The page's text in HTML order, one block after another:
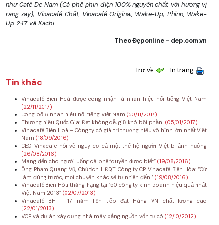
như Café De Nam (Cà phê phin điện 100% nguyên chất với hương vị
rang xay); Vinacafé Chất, Vinacafé Original, Wake-Up; Phinn, Wake-
Up 247 và Kachi…
Theo Đẹponline - dep.com.vn
Trở về In trang
Tin khác
Vinacafé Biên Hoà được công nhận là nhãn hiệu nổi tiếng Việt Nam
(22/11/2017)
Công bố 6 nhãn hiệu nổi tiếng Việt Nam (20/11/2017)
Thương hiệu Quốc Gia: Đạt không dễ, giữ khó bội phần! (05/01/2017)
Vinacafé Biên Hoà – Công ty có giá trị thương hiệu vô hình lớn nhất Việt
Nam (18/09/2016)
CEO Vinacafe nói về nguy cơ cả một thế hệ người Việt bị ảnh hưởng
(26/08/2016)
Mang đến cho người uống cà phê “quyền được biết” (19/08/2016)
Ông Phạm Quang Vũ, Chủ tịch HĐQT Công ty CP Vinacafé Biên Hòa: “Cứ
làm đúng trước, mọi chuyện khác sẽ tự nhiên đến!” (19/08/2016)
Vinacafé Biên Hòa thăng hạng tại “50 công ty kinh doanh hiệu quả nhất
Việt Nam 2013” (02/07/2013)
Vinacafé BH – 17 năm liên tiếp đạt Hàng VN chất lượng cao
(22/01/2013)
VCF và dự án xây dựng nhà máy bằng nguồn vốn tự có (12/10/2012)